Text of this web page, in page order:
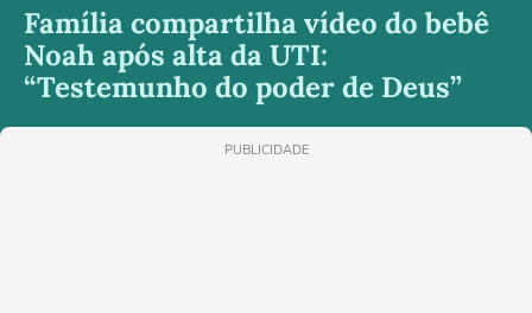
Família compartilha vídeo do bebê
Noah após alta da UTI:
“Testemunho do poder de Deus”
PUBLICIDADE